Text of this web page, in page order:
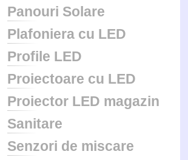
Panouri Solare
Plafoniera cu LED
Profile LED
Proiectoare cu LED
Proiector LED magazin
Sanitare
Senzori de miscare